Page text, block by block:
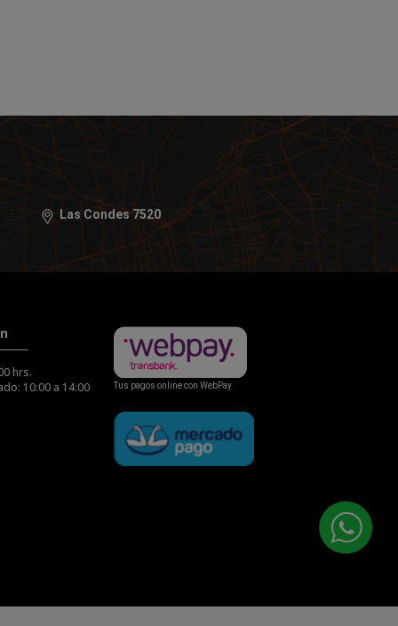
Las Condes 7520
hrs.
10:00 a 14:00
Tus pagos online con WebPay